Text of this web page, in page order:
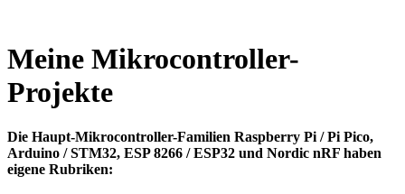
Meine Mikrocontroller-
Projekte
Die Haupt-Mikrocontroller-Familien Raspberry Pi / Pi Pico,
Arduino / STM32, ESP 8266 / ESP32 und Nordic nRF haben
eigene Rubriken: